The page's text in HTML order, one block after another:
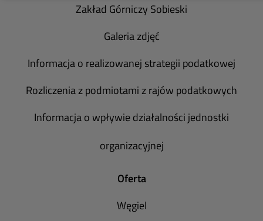
Zakład Górniczy Sobieski
Galeria zdjęć
Informacja o realizowanej strategii podatkowej
Rozliczenia z podmiotami z rajów podatkowych
Informacja o wpływie działalności jednostki
organizacyjnej
Oferta
Węgiel